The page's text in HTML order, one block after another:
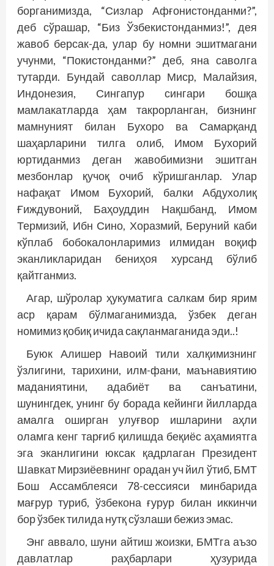
борганимизда, “Сизлар Афғонис­тонданми?”,
деб сўрашар, “Биз Ўзбекистонданмиз!”, дея
жавоб берсак-да, улар бу номни эшитмагани
учунми, “Покистонданми?” деб, яна саволга
тутарди. Бундай саволлар Миср, Малайзия,
Индонезия, Сингапур сингари бошқа
мамлакатларда ҳам такрорланган, бизнинг
мамнуният билан Бухоро ва Самарқанд
шаҳарларини тилга олиб, Имом Бухорий
юртиданмиз деган жавобимизни эшитган
мезбонлар қучоқ очиб кўришганлар. Улар
нафақат Имом Бухорий, балки Абдухолиқ
Ғиждувоний, Баҳоуддин Нақшбанд, Имом
Термизий, Ибн Сино, Хоразмий, Беруний каби
кўплаб бобокалонларимиз илмидан воқиф
эканликларидан бениҳоя хурсанд бўлиб
қайтганмиз.
Агар, шўролар ҳукуматига салкам бир ярим
аср қарам бўлмаганимизда, ўзбек деган
номимиз қобиқ ичида сақланмаганида эди..!
Буюк Алишер Навоий тили халқимизнинг
ўзлигини, тарихини, илм-фани, маънавиятию
маданиятини, адабиёт ва санъатини,
шунингдек, унинг бу борада ке­йинги йилларда
амалга оширган улуғвор ишларини аҳли
оламга кенг тарғиб қилишда беқиёс аҳамиятга
эга эканлигини юксак қадрлаган Президент
Шавкат Мирзиёевнинг орадан уч йил ўтиб, БМТ
Бош Ассамблеяси 78-сессияси минбарида
мағрур туриб, ўзбекона ғурур билан иккинчи
бор ўзбек тилида нутқ сўзлаши бежиз эмас.
Энг аввало, шуни айтиш жоизки, БМТга аъзо
давлатлар раҳбарлари ҳузурида